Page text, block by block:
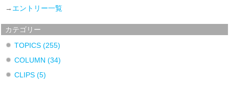
→ エントリー一覧
カテゴリー
TOPICS (255)
COLUMN (34)
CLIPS (5)